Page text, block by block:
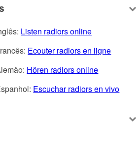
Listen radiors online
Ecouter radiors en ligne
Hören radiors online
Escuchar radiors en vivo